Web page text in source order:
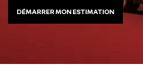
DÉMARRER MON ESTIMATION